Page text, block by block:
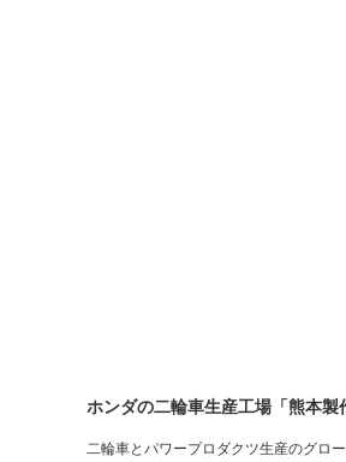
ホンダの二輪車生産工場「熊本
二輪車とパワープロダクツ生産のグロ